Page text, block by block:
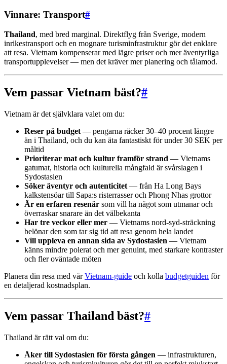
Vinnare: Transport#
Thailand, med bred marginal. Direktflyg från Sverige, modern
inrikestransport och en mognare turisminfrastruktur gör det enklare
att resa. Vietnam kompenserar med lägre priser och mer äventyrliga
transportupplevelser — men det kräver mer planering och tålamod.
Vem passar Vietnam bäst?#
Vietnam är det självklara valet om du:
Reser på budget — pengarna räcker 30–40 procent längre
än i Thailand, och du kan äta fantastiskt för under 30 SEK per
måltid
Prioriterar mat och kultur framför strand — Vietnams
gatumat, historia och kulturella mångfald är svårslagen i
Sydostasien
Söker äventyr och autenticitet — från Ha Long Bays
kalkstensöar till Sapa:s risterrasser och Phong Nhas grottor
Är en erfaren resenär som vill ha något som utmanar och
överraskar snarare än det välbekanta
Har tre veckor eller mer — Vietnams nord-syd-sträckning
belönar den som tar sig tid att resa genom hela landet
Vill uppleva en annan sida av Sydostasien — Vietnam
känns mindre polerat och mer genuint, med starkare kontraster
och fler oväntade möten
Planera din resa med vårVietnam-guide och kolla budgetguiden för
en detaljerad kostnadsplan.
Vem passar Thailand bäst?#
Thailand är rätt val om du:
Åker till Sydostasien för första gången — infrastrukturen,